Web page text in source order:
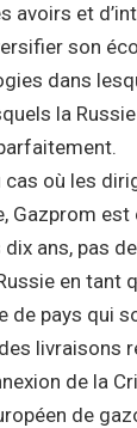
avoirs et
son
dans
la
où les
ans, pas
en tant
de pays qui
des
de la
de